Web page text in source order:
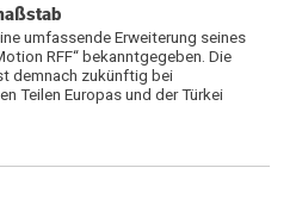
umfassende Erweiterung seines
RFF“ bekanntgegeben. Die
demnach zukünftig bei
Teilen Europas und der Türkei